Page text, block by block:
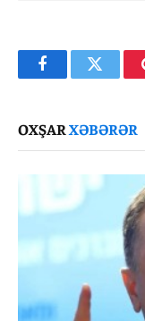
FacebookTwitter
OXŞARXƏBƏRƏR